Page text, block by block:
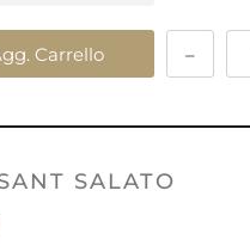
Carrello
SALATO